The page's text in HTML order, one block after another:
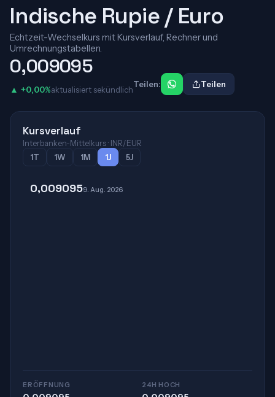
Indische Rupie / Euro
Echtzeit-Wechselkurs mit Kursverlauf, Rechner und
Umrechnungstabellen.
0,009095
▲ +0,00%aktualisiert sekündlich
Teilen: Teilen
Kursverlauf
Interbanken-Mittelkurs · INR/EUR
1T
1W 1M 1J 5J
0,0090959. Aug. 2026
ERÖFFNUNG 24H HOCH